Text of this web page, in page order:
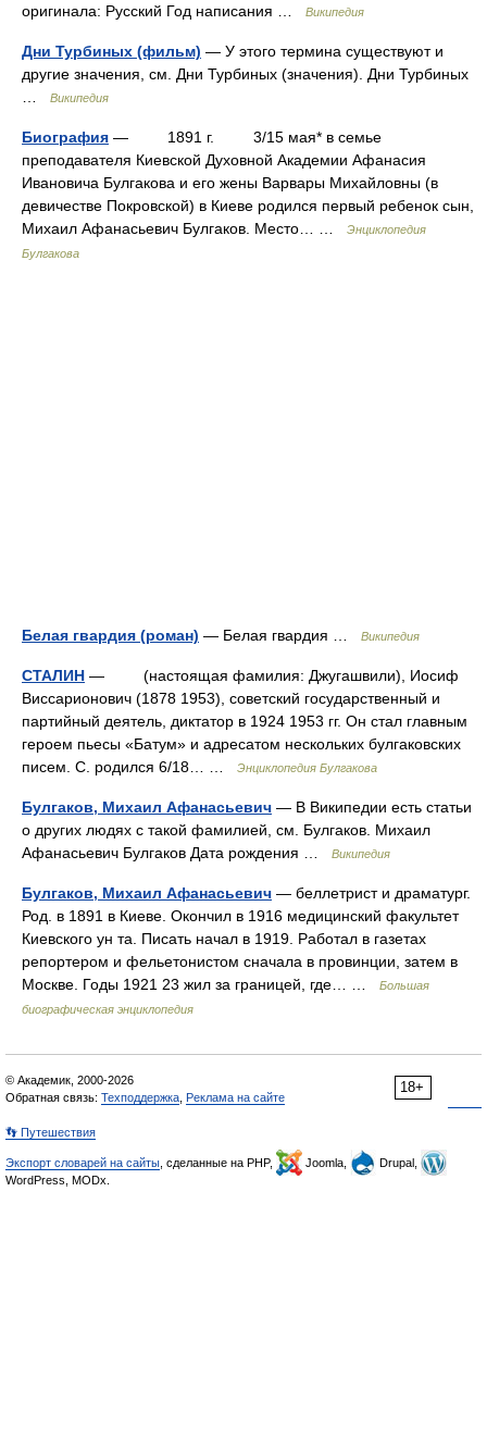
оригинала: Русский Год написания …
Википедия
Дни Турбиных (фильм) — У этого термина существуют и
другие значения, см. Дни Турбиных (значения). Дни Турбиных
Википедия
Биография — 1891 г. 3/15 мая* в семье
преподавателя Киевской Духовной Академии Афанасия
Ивановича Булгакова и его жены Варвары Михайловны (в
девичестве Покровской) в Киеве родился первый ребенок сын,
Михаил Афанасьевич Булгаков. Место… …
Энциклопедия
Булгакова
Белая гвардия (роман) — Белая гвардия … Википедия
СТАЛИН — (настоящая фамилия: Джугашвили), Иосиф
Виссарионович (1878 1953), советский государственный и
партийный деятель, диктатор в 1924 1953 гг. Он стал главным
героем пьесы «Батум» и адресатом нескольких булгаковских
писем. С. родился 6/18… …
Энциклопедия Булгакова
Булгаков, Михаил Афанасьевич — В Википедии есть статьи
о других людях с такой фамилией, см. Булгаков. Михаил
Афанасьевич Булгаков Дата рождения …
Википедия
Булгаков, Михаил Афанасьевич — беллетрист и драматург.
Род. в 1891 в Киеве. Окончил в 1916 медицинский факультет
Киевского ун та. Писать начал в 1919. Работал в газетах
репортером и фельетонистом сначала в провинции, затем в
Москве. Годы 1921 23 жил за границей, где… …
Большая
биографическая энциклопедия
18+
© Академик, 2000-2026
Обратная связь: Техподдержка Реклама на сайте
👣 Путешествия
Экспорт словарей на сайты , сделанные на PHP, Joomla,
Drupal,
WordPress, MODx.